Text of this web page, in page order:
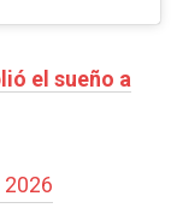
el sueño a
2026